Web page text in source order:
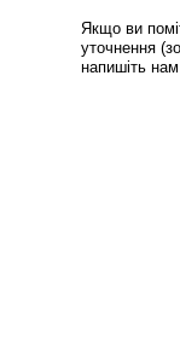
Якщо ви
уточнення
напишіть